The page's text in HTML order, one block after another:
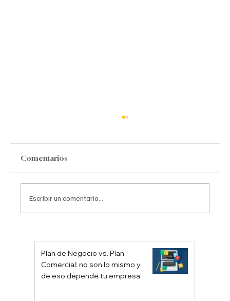
Comentarios
Escribir un comentario...
Plan de Negocio vs. Plan
Comercial: no son lo mismo y
de eso depende tu empresa